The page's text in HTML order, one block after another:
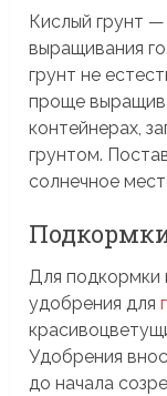
Кислый грунт
выращивания
грунт не
проще
контейнерах,
грунтом.
солнечное
Для подкормки
удобрения для
Удобрения
до начала